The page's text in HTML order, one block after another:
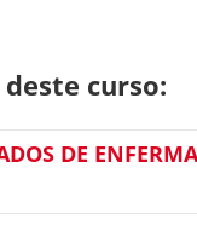
curso:
DE